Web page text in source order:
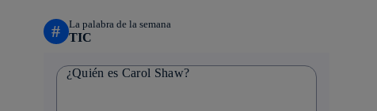
# La palabra de la semana
TIC
¿Quién es Carol Shaw?